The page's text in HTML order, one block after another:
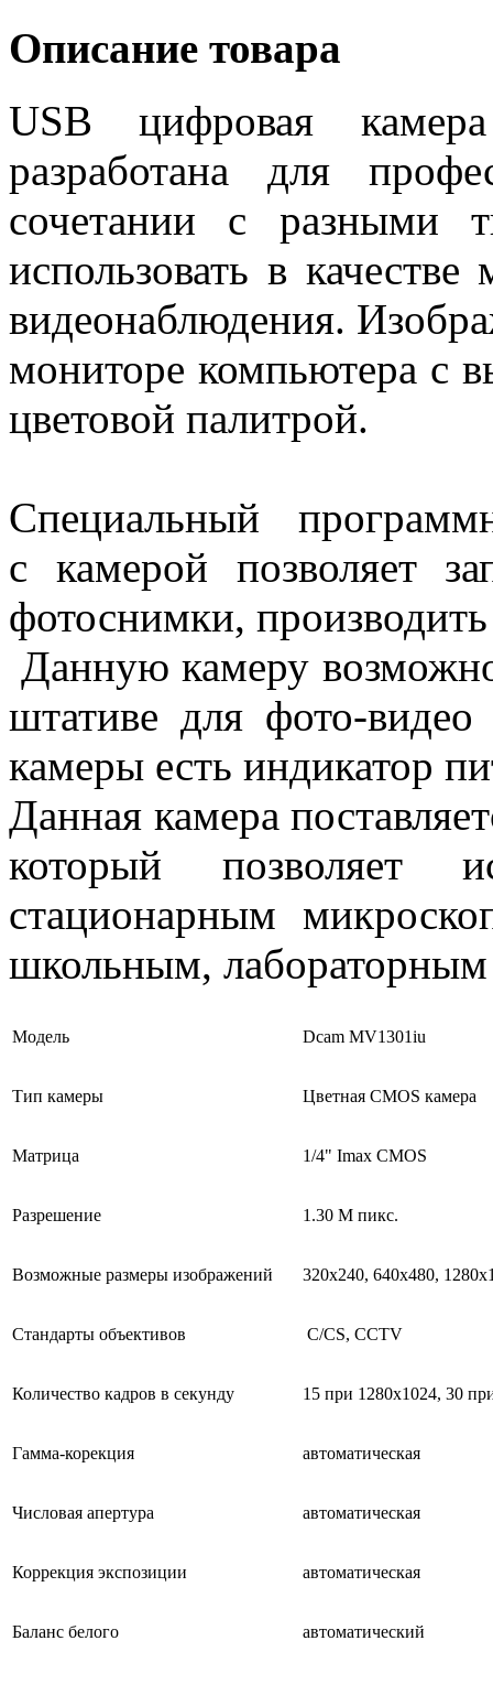
Описание товара
USB цифровая
разработана для
сочетании с разными
использовать в
видеонаблюдения.
мониторе компьютера с
цветовой палитрой.
Специальный
с камерой позволяет
фотоснимки,
Данную камеру
штативе для фото-
камеры есть индикатор
Данная камера
который позволяет
стационарным
школьным, лабораторным
Модель Dcam MV1301iu
Тип камеры Цветная CMOS камера
Матрица 1/4" Imax CMOS
Разрешение 1.30 М пикс.
Возможные размеры изображений 320х240, 640x480,
Стандарты объективов C/CS, CCTV
Количество кадров в секунду 15 при 1280x1024, 30
Гамма-корекция автоматическая
Числовая апертура автоматическая
Коррекция экспозиции автоматическая
Баланс белого автоматический